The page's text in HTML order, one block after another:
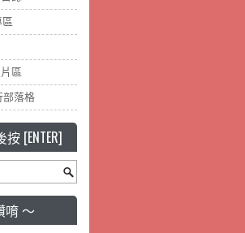
區
部落格
[ENTER]
唷 ～